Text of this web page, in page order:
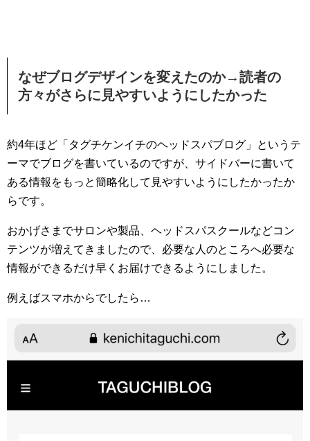
なぜブログデザインを変えたのか→読者の
方々がさらに見やすいようにしたかった
約4年ほど「タグチケンイチのヘッドスパブログ」というテ
ーマでブログを書いているのですが、サイドバーに書いて
ある情報をもっと簡略化して見やすいようにしたかったか
らです。
おかげさまでサロンや製品、ヘッドスパスクールなどコン
テンツが増えてきましたので、必要な人のところへ必要な
情報ができるだけ早くお届けできるようにしました。
例えばスマホからでしたら…